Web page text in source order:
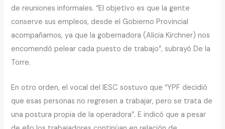
de reuniones informales. “El objetivo es que la gente
conserve sus empleos, desde el Gobierno Provincial
acompañamos, ya que la gobernadora (Alicia Kirchner) nos
encomendó pelear cada puesto de trabajo”, subrayó De la
Torre.
En otro orden, el vocal del IESC sostuvo que “YPF decidió
que esas personas no regresen a trabajar, pero se trata de
una postura propia de la operadora”. E indicó que a pesar